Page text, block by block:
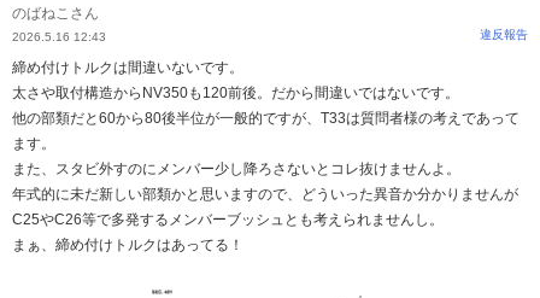
のばねこさん
2026.5.16 12:43 違反報告
締め付けトルクは間違いないです。
太さや取付構造からNV350も120前後。だから間違いではないです。
他の部類だと60から80後半位が一般的ですが、T33は質問者様の考えであって
ます。
また、スタビ外すのにメンバー少し降ろさないとコレ抜けませんよ。
年式的に未だ新しい部類かと思いますので、どういった異音か分かりませんが
C25やC26等で多発するメンバーブッシュとも考えられませんし。
まぁ、締め付けトルクはあってる！